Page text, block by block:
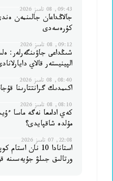
09:43, 08 تامىز 2026
جالاڭداعان جالىنمەن
كۇرەسەدى
09:12, 08 تامىز 2026
شىڭداعى جاۋىنگەرلەر:
الپينيستەر قالاي
08:40, 08 تامىز 2026
اكىمدىك گرانتتارىنا
08:10, 08 تامىز 2026
كەي ادامعا نەگە ماسا
مۇلدە شاقپايدى؟
22:08, 07 تامىز 2026
استانادا 10 نان
ورتالىق جىلۋ جۇيەسىنە